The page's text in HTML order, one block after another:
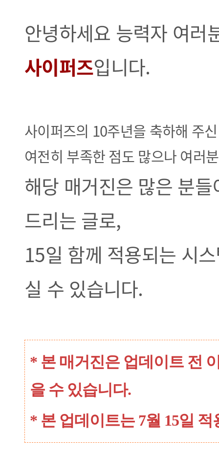
안녕하세요 능력자 여러
사이퍼즈입니다.
사이퍼즈의 10주년을 축하해 주
여전히 부족한 점도 많으나 여러
해당 매거진은 많은 분
드리는 글로,
15일 함께 적용되는 시
실 수 있습니다.
* 본 매거진은 업데이트 전
을 수 있습니다.
* 본 업데이트는 7월 15일